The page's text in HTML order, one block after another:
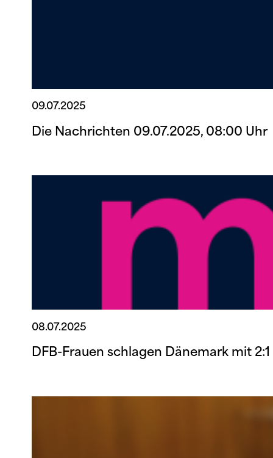
09.07.2025
Die Nachrichten 09.07.2025, 08:00 Uhr
08.07.2025
DFB-Frauen schlagen Dänemark mit 2:1